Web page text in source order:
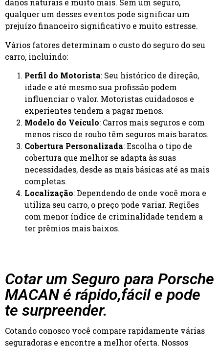
danos naturais e muito mais. Sem um seguro,
qualquer um desses eventos pode significar um
prejuízo financeiro significativo e muito estresse.
Vários fatores determinam o custo do seguro do seu
carro, incluindo:
Perfil do Motorista: Seu histórico de direção,
idade e até mesmo sua profissão podem
influenciar o valor. Motoristas cuidadosos e
experientes tendem a pagar menos.
Modelo do Veículo: Carros mais seguros e com
menos risco de roubo têm seguros mais baratos.
Cobertura Personalizada: Escolha o tipo de
cobertura que melhor se adapta às suas
necessidades, desde as mais básicas até as mais
completas.
Localização: Dependendo de onde você mora e
utiliza seu carro, o preço pode variar. Regiões
com menor índice de criminalidade tendem a
ter prêmios mais baixos.
Cotar um Seguro para Porsche
MACAN é rápido,fácil e pode
te surpreender.
Cotando conosco você compare rapidamente várias
seguradoras e encontre a melhor oferta. Nossos